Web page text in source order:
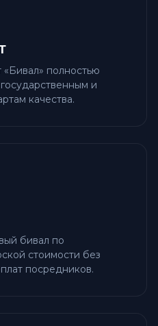
полностью
и
качества.
бивал по
стоимости без
посредников.